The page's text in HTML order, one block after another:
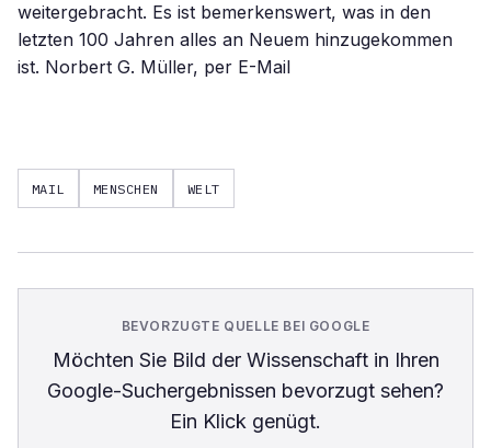
weitergebracht. Es ist bemerkenswert, was in den
letzten 100 Jahren alles an Neuem hinzugekommen
ist. Norbert G. Müller, per E-Mail
MAIL MENSCHEN WELT
BEVORZUGTE QUELLE BEI GOOGLE
Möchten Sie Bild der Wissenschaftin Ihren
Google-Suchergebnissen bevorzugt sehen?
Ein Klick genügt.